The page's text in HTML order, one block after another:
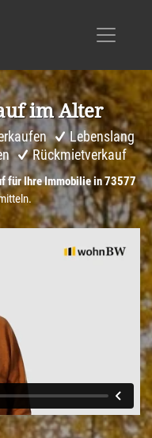
im Alter
Lebenslang
Rückmietverkauf
für Ihre Immobilie in 73577